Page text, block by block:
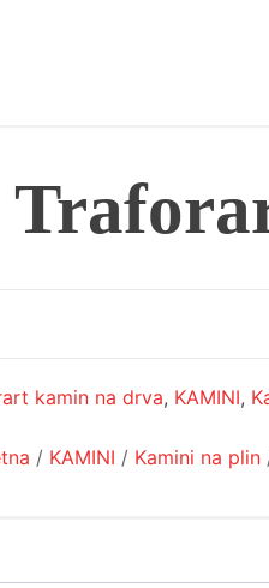
kamin na drva, KAMINI,
/ KAMINI / Kamini na plin